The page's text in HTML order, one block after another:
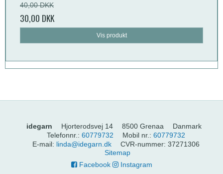
40,00 DKK
30,00 DKK
Vis produkt
idegarn Hjorterodsvej 14 8500 Grenaa
Danmark
Telefonnr. : 60779732 Mobil nr. : 60779732
E-mail: linda@idegarn.dk CVR-nummer: 37271306
Sitemap
Facebook
Instagram